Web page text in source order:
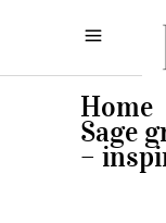
Home
Sage
–